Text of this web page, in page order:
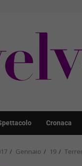
Cronaca
Gennaio 19